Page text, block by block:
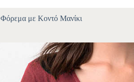
Φόρεμα με Κοντό Μανίκι